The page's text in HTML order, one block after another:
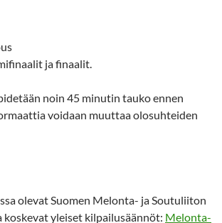
ja finaalit.
noin 45 minutin tauko ennen
voidaan muuttaa olosuhteiden
olevat Suomen Melonta- ja Soutuliiton
koskevat yleiset kilpailusäännöt: Melonta-